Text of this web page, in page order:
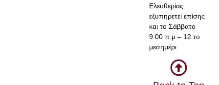
Ελευθερίας
εξυπηρετεί επίσης
και το Σάββατο
9:00 π.μ – 12 το
μεσημέρι